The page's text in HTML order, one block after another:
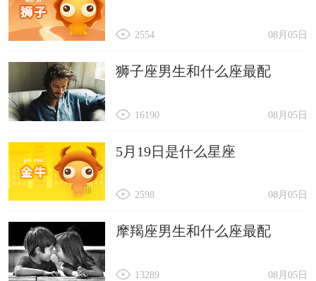
08月05日
2554
狮子座男生和什么座最配
08月05日
16190
5月19日是什么星座
08月05日
2598
摩羯座男生和什么座最配
08月05日
13289